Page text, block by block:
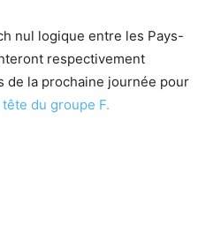
nul logique entre les Pays-
respectivement
de la prochaine journée pour
du groupe F.